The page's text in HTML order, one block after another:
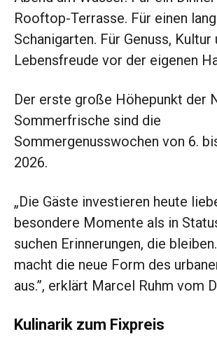
Rooftop-Terrasse. Für einen
Schanigarten. Für Genuss, Kultur
Lebensfreude vor der eigenen
Der erste große Höhepunkt der
Sommerfrische sind die
Sommergenusswochen von 6.
2026.
„Die Gäste investieren heute
besondere Momente als in
suchen Erinnerungen, die
macht die neue Form des
aus.”, erklärt Marcel Ruhm vom
Kulinarik zum Fixpreis